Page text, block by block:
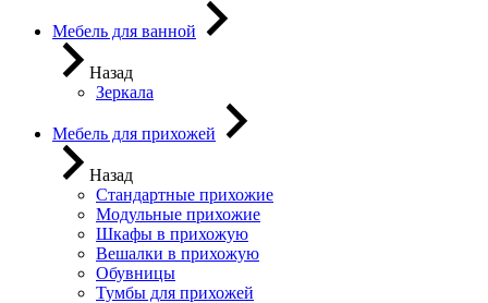
Мебель для ванной
Назад
Зеркала
Мебель для прихожей
Назад
Стандартные прихожие
Модульные прихожие
Шкафы в прихожую
Вешалки в прихожую
Обувницы
Тумбы для прихожей